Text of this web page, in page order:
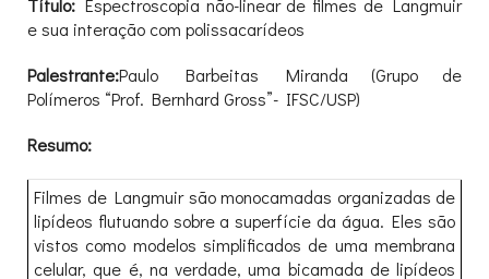
Título: Espectroscopia não-linear de filmes de Langmuir
e sua interação com polissacarídeos
Palestrante:Paulo Barbeitas Miranda (Grupo de
Polímeros “Prof. Bernhard Gross”- IFSC/USP)
Resumo:
Filmes de Langmuir são monocamadas organizadas de
lipídeos flutuando sobre a superfície da água. Eles são
vistos como modelos simplificados de uma membrana
celular, que é, na verdade, uma bicamada de lipídeos